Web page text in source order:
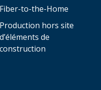
Fiber-to-the-Home
Production hors site
d’éléments de
construction